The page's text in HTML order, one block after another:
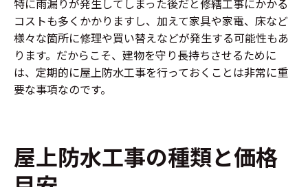
特に雨漏りが発生してしまった後だと修繕工事にかかる
コストも多くかかりますし、加えて家具や家電、床など
様々な箇所に修理や買い替えなどが発生する可能性もあ
ります。だからこそ、建物を守り長持ちさせるために
は、定期的に屋上防水工事を行っておくことは非常に重
要な事項なのです。
屋上防水工事の種類と価格